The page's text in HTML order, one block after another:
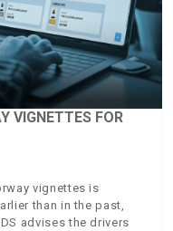
VIGNETTES FOR
vignettes is
than in the past,
advises the drivers